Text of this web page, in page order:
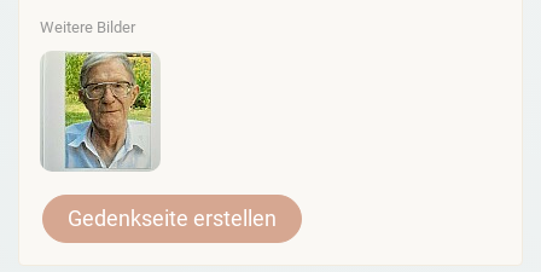
Weitere Bilder
Gedenkseite erstellen